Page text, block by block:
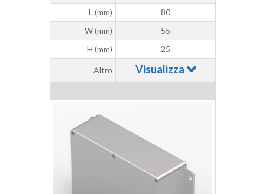
L (mm)
80
W (mm)
55
H (mm)
25
Altro Visualizza